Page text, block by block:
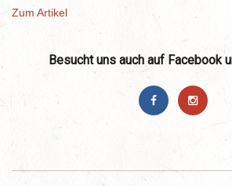
Zum Artikel
Besucht uns auch auf Facebook